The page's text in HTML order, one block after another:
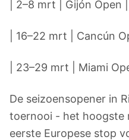
| 2–8 mrt | Gijón Open |
| 16–22 mrt | Cancún
| 23–29 mrt | Miami
De seizoensopener in
toernooi - het hoogste
eerste Europese stop